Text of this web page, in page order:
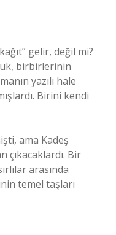
gelir, değil mi?
birbirlerinin
yazılı hale
Birini kendi
ama Kadeş
Bir
arasında
temel taşları